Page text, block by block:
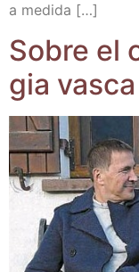
a medida […]
Sobre el
gia vasca